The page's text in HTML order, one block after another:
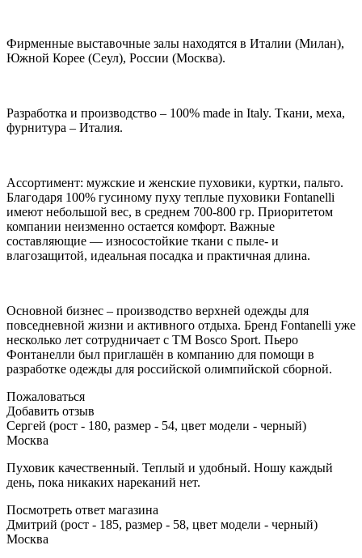
Фирменные выставочные залы находятся в Италии (Милан),
Южной Корее (Сеул), России (Москва).
Разработка и производство – 100% made in Italy. Ткани, меха,
фурнитура – Италия.
Ассортимент: мужские и женские пуховики, куртки, пальто.
Благодаря 100% гусиному пуху теплые пуховики Fontanelli
имеют небольшой вес, в среднем 700-800 гр. Приоритетом
компании неизменно остается комфорт. Важные
составляющие — износостойкие ткани с пыле- и
влагозащитой, идеальная посадка и практичная длина.
Основной бизнес – производство верхней одежды для
повседневной жизни и активного отдыха. Бренд Fontanelli уже
несколько лет сотрудничает с ТМ Bosco Sport. Пьеро
Фонтанелли был приглашён в компанию для помощи в
разработке одежды для российской олимпийской сборной.
Пожаловаться
Добавить отзыв
Сергей (рост - 180, размер - 54, цвет модели - черный)
Москва
Пуховик качественный. Теплый и удобный. Ношу каждый
день, пока никаких нареканий нет.
Посмотреть ответ магазина
Дмитрий (рост - 185, размер - 58, цвет модели - черный)
Москва